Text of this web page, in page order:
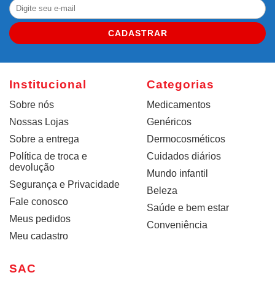
CADASTRAR
Institucional
Sobre nós
Nossas Lojas
Sobre a entrega
Política de troca e
devolução
Segurança e Privacidade
Fale conosco
Meus pedidos
Meu cadastro
Categorias
Medicamentos
Genéricos
Dermocosméticos
Cuidados diários
Mundo infantil
Beleza
Saúde e bem estar
Conveniência
SAC